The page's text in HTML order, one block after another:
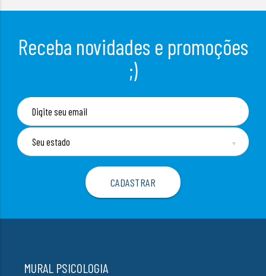
Receba novidades e promoções
;)
▼
MURAL PSICOLOGIA